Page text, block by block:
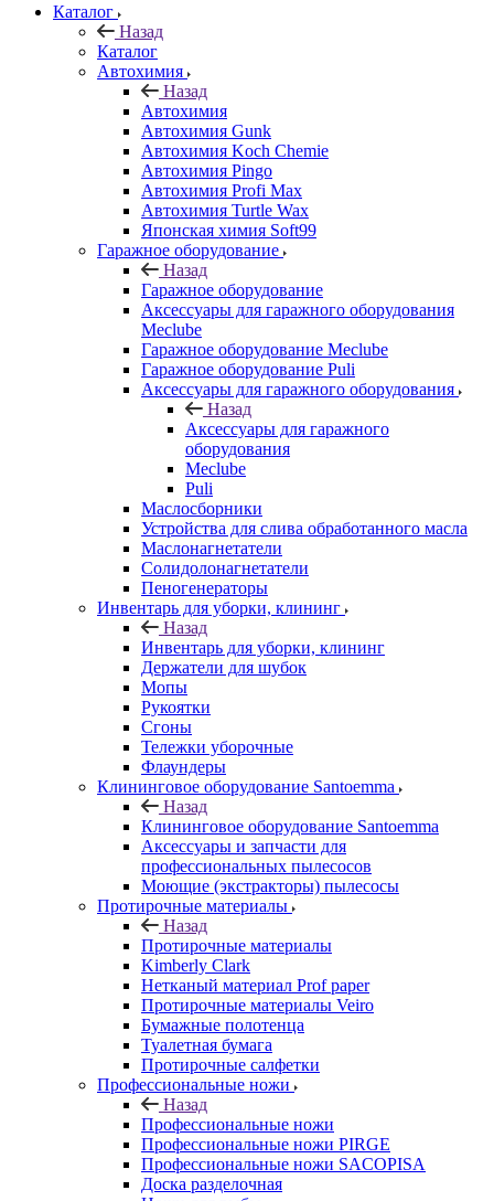
Каталог
Назад
Каталог
Автохимия
Назад
Автохимия
Автохимия Gunk
Автохимия Koch Chemie
Автохимия Pingo
Автохимия Profi Max
Автохимия Turtle Wax
Японская химия Soft99
Гаражное оборудование
Назад
Гаражное оборудование
Аксессуары для гаражного оборудования
Meclube
Гаражное оборудование Meclube
Гаражное оборудование Puli
Аксессуары для гаражного оборудования
Назад
Аксессуары для гаражного
оборудования
Meclube
Puli
Маслосборники
Устройства для слива обработанного масла
Маслонагнетатели
Солидолонагнетатели
Пеногенераторы
Инвентарь для уборки, клининг
Назад
Инвентарь для уборки, клининг
Держатели для шубок
Мопы
Рукоятки
Сгоны
Тележки уборочные
Флаундеры
Клининговое оборудование Santoemma
Назад
Клининговое оборудование Santoemma
Аксессуары и запчасти для
профессиональных пылесосов
Моющие (экстракторы) пылесосы
Протирочные материалы
Назад
Протирочные материалы
Kimberly Clark
Нетканый материал Prof paper
Протирочные материалы Veiro
Бумажные полотенца
Туалетная бумага
Протирочные салфетки
Профессиональные ножи
Назад
Профессиональные ножи
Профессиональные ножи PIRGE
Профессиональные ножи SACOPISA
Доска разделочная